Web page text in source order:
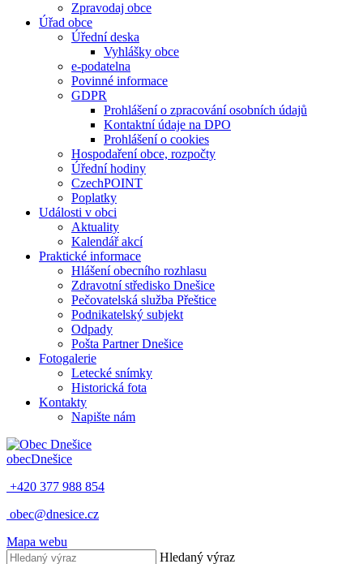
Zpravodaj obce
Úřad obce
Úřední deska
Vyhlášky obce
e-podatelna
Povinné informace
GDPR
Prohlášení o zpracování osobních údajů
Kontaktní údaje na DPO
Prohlášení o cookies
Hospodaření obce, rozpočty
Úřední hodiny
CzechPOINT
Poplatky
Události v obci
Aktuality
Kalendář akcí
Praktické informace
Hlášení obecního rozhlasu
Zdravotní středisko Dnešice
Pečovatelská služba Přeštice
Podnikatelský subjekt
Odpady
Pošta Partner Dnešice
Fotogalerie
Letecké snímky
Historická fota
Kontakty
Napište nám
obecDnešice
+420 377 988 854
obec@dnesice.cz
Mapa webu
Hledaný výraz